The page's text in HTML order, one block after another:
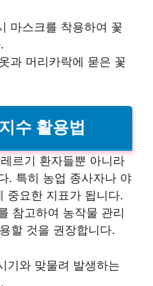
마스크를 착용하여 꽃
과 머리카락에 묻은 꽃
수 활용법
르기 환자들뿐 아니라
. 특히 농업 종사자나 야
중요한 지표가 됩니다.
참고하여 농작물 관리
할 것을 권장합니다.
기와 맞물려 발생하는